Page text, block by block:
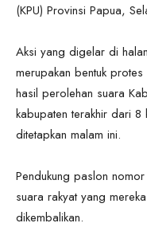
(KPU) Provinsi Papua,
Aksi yang digelar di
merupakan bentuk
hasil perolehan suara
kabupaten terakhir dari
ditetapkan malam ini.
Pendukung paslon
suara rakyat yang
dikembalikan.